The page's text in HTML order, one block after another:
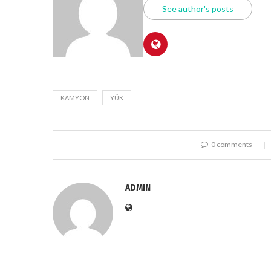
See author's posts
KAMYON YÜK
0 comments
ADMIN